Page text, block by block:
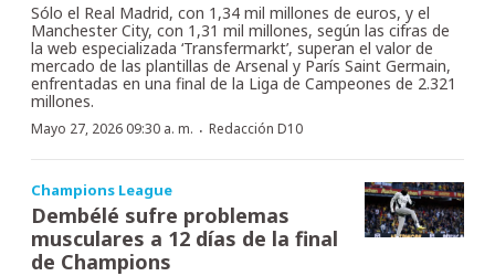
Sólo el Real Madrid, con 1,34 mil millones de euros, y el
Manchester City, con 1,31 mil millones, según las cifras de
la web especializada ‘Transfermarkt’, superan el valor de
mercado de las plantillas de Arsenal y París Saint Germain,
enfrentadas en una final de la Liga de Campeones de 2.321
millones.
Mayo 27, 2026 09:30 a. m. · Redacción D10
Champions League
Dembélé sufre problemas
musculares a 12 días de la final
de Champions